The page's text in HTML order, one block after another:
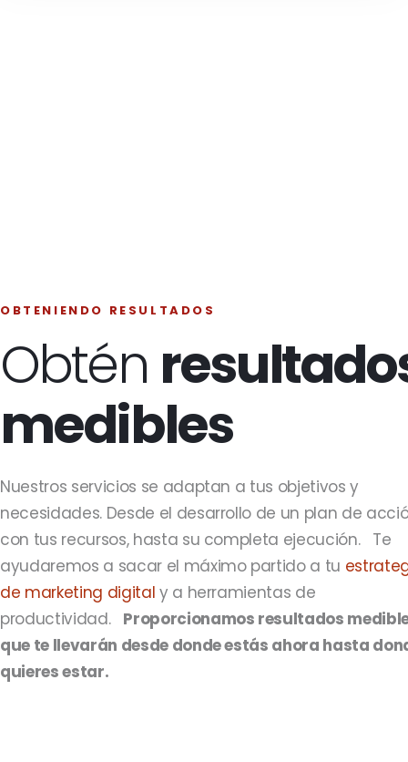
OBTENIENDO RESULTADOS
Obtén
medibles
Nuestros servicios se adaptan a tus objetivos y
necesidades. Desde el desarrollo de un plan de
con tus recursos, hasta su completa ejecución. Te
ayudaremos a sacar el máximo partido a tu
de marketing digital y a herramientas de
productividad. Proporcionamos resultados
que te llevarán desde donde estás ahora hasta
quieres estar.